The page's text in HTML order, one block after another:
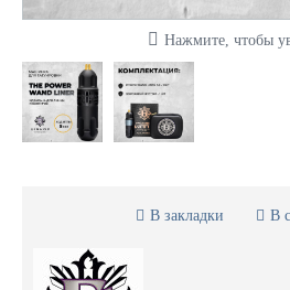
Нажмите, чтобы
В закладки В